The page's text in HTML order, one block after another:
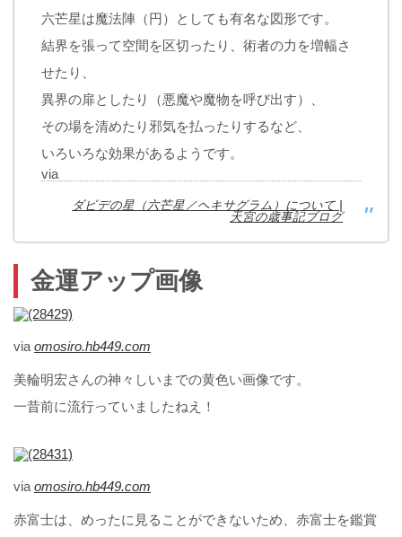
六芒星は魔法陣（円）としても有名な図形です。
結界を張って空間を区切ったり、術者の力を増幅さ
せたり、
異界の扉としたり（悪魔や魔物を呼び出す）、
その場を清めたり邪気を払ったりするなど、
いろいろな効果があるようです。
via
ダビデの星（六芒星／ヘキサグラム）について |
天宮の歳事記ブログ
金運アップ画像
via omosiro.hb449.com
美輪明宏さんの神々しいまでの黄色い画像です。
一昔前に流行っていましたねえ！
via omosiro.hb449.com
赤富士は、めったに見ることができないため、赤富士を鑑賞